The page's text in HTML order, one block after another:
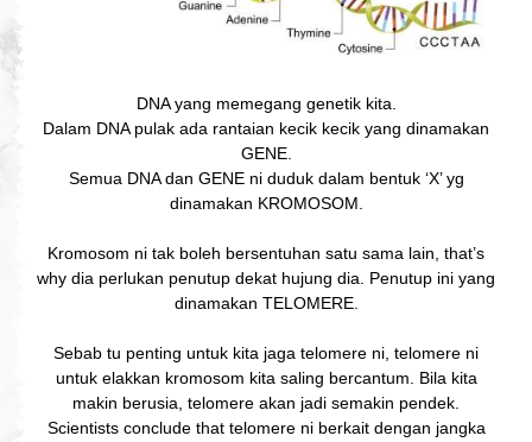
DNA yang memegang genetik kita.
Dalam DNA pulak ada rantaian kecik kecik yang dinamakan
GENE.
Semua DNA dan GENE ni duduk dalam bentuk ‘X’ yg
dinamakan KROMOSOM.
Kromosom ni tak boleh bersentuhan satu sama lain, that’s
why dia perlukan penutup dekat hujung dia. Penutup ini yang
dinamakan TELOMERE.
Sebab tu penting untuk kita jaga telomere ni, telomere ni
untuk elakkan kromosom kita saling bercantum. Bila kita
makin berusia, telomere akan jadi semakin pendek.
Scientists conclude that telomere ni berkait dengan jangka